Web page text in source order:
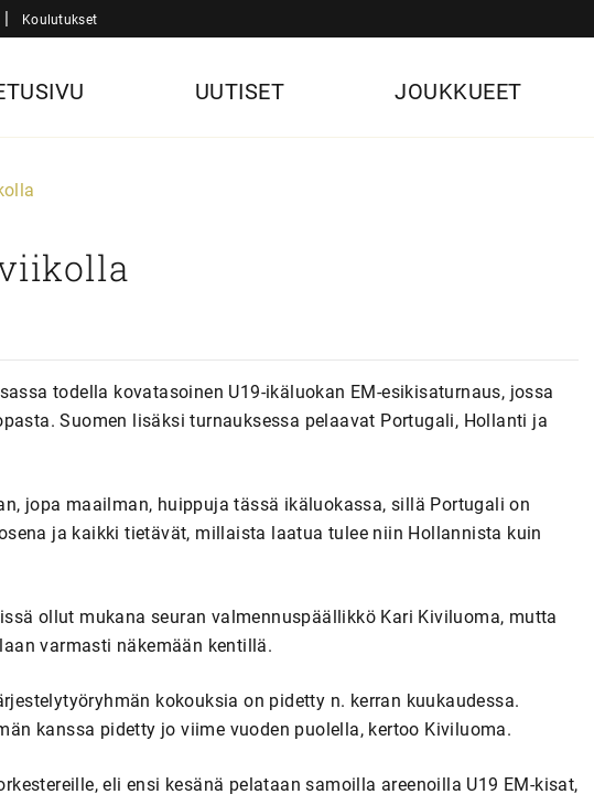
| Koulutukset
UUTISET JOUKKUEET
todella kovatasoinen U19-ikäluokan EM-esikisaturnaus, jossa
Suomen lisäksi turnauksessa pelaavat Portugali, Hollanti ja
jopa maailman, huippuja tässä ikäluokassa, sillä Portugali on
ja kaikki tietävät, millaista laatua tulee niin Hollannista kuin
ollut mukana seuran valmennuspäällikkö Kari Kiviluoma, mutta
varmasti näkemään kentillä.
kokouksia on pidetty n. kerran kuukaudessa.
kanssa pidetty jo viime vuoden puolella, kertoo Kiviluoma.
eli ensi kesänä pelataan samoilla areenoilla U19 EM-kisat,